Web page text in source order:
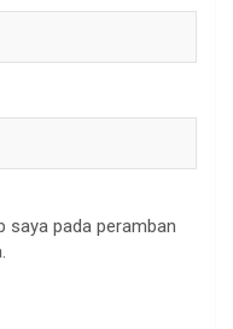
saya pada peramban